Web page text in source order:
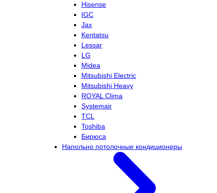
Hisense
IGC
Jax
Kentatsu
Lessar
LG
Midea
Mitsubishi Electric
Mitsubishi Heavy
ROYAL Clima
Systemair
TCL
Toshiba
Бирюса
Напольно потолочные кондиционеры